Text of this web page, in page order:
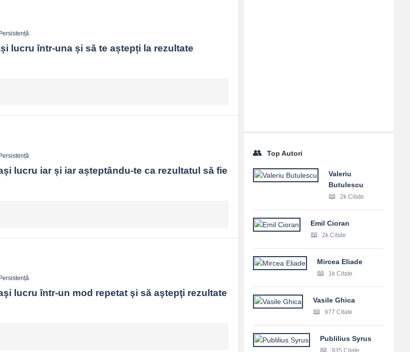
lucru într-una și să te aștepți la rezultate
lucru iar și iar așteptându-te ca rezultatul să fie
Persistență
lucru într-un mod repetat şi să aştepţi rezultate
Top Autori
Valeriu
Butulescu
2k Citate
Emil Cioran
2k Citate
Mircea Eliade
1k Citate
Vasile Ghica
977 Citate
Publilius Syrus
935 Citate